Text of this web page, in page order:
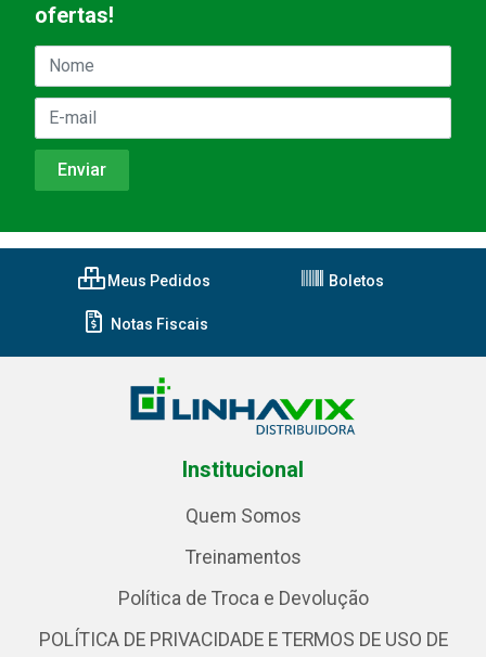
ofertas!
Meus Pedidos Boletos
Notas Fiscais
Institucional
Quem Somos
Treinamentos
Política de Troca e Devolução
POLÍTICA DE PRIVACIDADE E TERMOS DE USO DE